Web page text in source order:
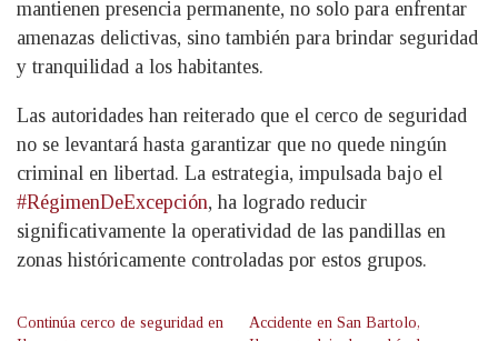
mantienen presencia permanente, no solo para enfrentar
amenazas delictivas, sino también para brindar seguridad
y tranquilidad a los habitantes.
Las autoridades han reiterado que el cerco de seguridad
no se levantará hasta garantizar que no quede ningún
criminal en libertad. La estrategia, impulsada bajo el
#RégimenDeExcepción, ha logrado reducir
significativamente la operatividad de las pandillas en
zonas históricamente controladas por estos grupos.
Continúa cerco de seguridad en
Accidente en San Bartolo,